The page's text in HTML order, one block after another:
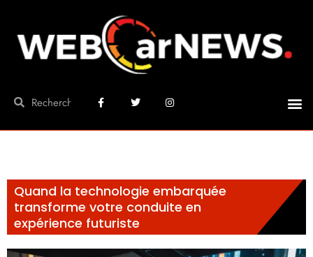
Quand la technologie embarquée
transforme votre conduite en
expérience futuriste